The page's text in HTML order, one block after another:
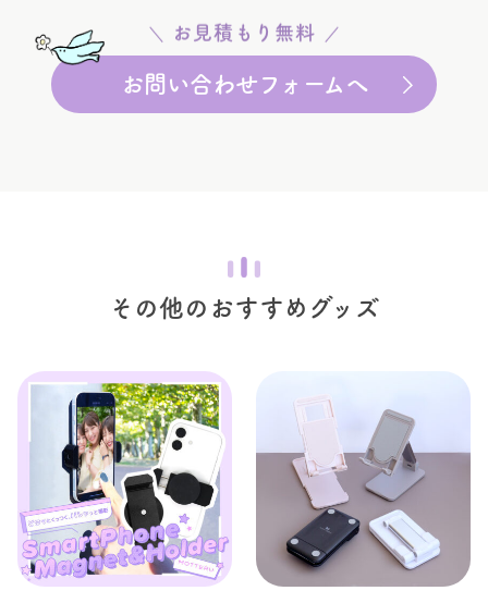
お見積もり無料
お問い合わせフォームへ
その他のおすすめグッズ